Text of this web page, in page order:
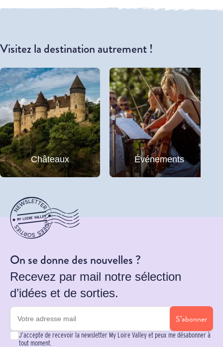
Visitez la destination autrement !
Châteaux Événements
On se donne des nouvelles ?
Recevez par mail notre sélection
d’idées et de sorties.
S’abonner
J’accepte de recevoir la newsletter My Loire Valley et peux me désabonner à
tout moment.